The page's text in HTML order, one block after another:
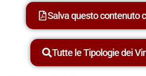
Salva questo contenuto
Tutte le Tipologie dei